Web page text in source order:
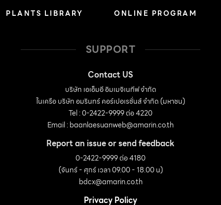
เกินไป ภายใน7–10วันก็จะเริ่มงอกเป็นต้นใหม่ได้ในที่สุด โดย
3เดือนจึงออกดอก ซึ่งหากชวนเด็กๆในครอบครัวมาร่วมปลูก
ขั้นพื้นฐานของต้นไม้ ตั้งแต่ระยะการเก็บเมล็ดปลูกจนโต
เป็นต้นอ่อน ต้นกําลังโต ผลิดอก และได้เห็นขั้นตอนการผสม
เกสรโดยผีเสื้อและผึ้ง จนนําไปสู่การติดเมล็ดอีกครั้ง ประดับใน
สวน นอกจากเราจะปลูกดอกไม้เหล่านี้รวมกันเป็นแปลงเดียว
สวนได้อีกด้วย […]
PLANTS LIBRARY
ONLINE PROGRAM
SUPPORT
Contact US
บริษัท เอเอ็มอี อิมเมจิเนทีฟ จำกัด
ในเครือ บริษัท อมรินทร์ คอร์เปอเรชั่นส์ จำกัด (มหาชน)
Tel : 0-2422-9999 ต่อ 4220
Email :baanlaesuanweb@amarin.co.th
Report an issue or send feedback
0-2422-9999 ต่อ 4180
(จันทร์ - ศุกร์ เวลา 09.00 - 18.00 น)
bdcx@amarin.co.th
Privacy Policy